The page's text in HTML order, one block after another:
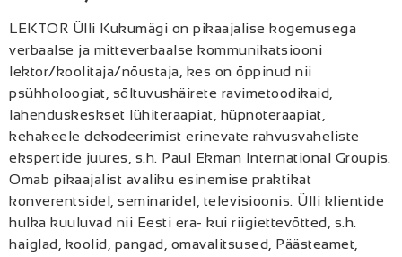
LEKTOR Ülli Kukumägi on pikaajalise kogemusega
verbaalse ja mitteverbaalse kommunikatsiooni
lektor/koolitaja/nõustaja, kes on õppinud nii
psühholoogiat, sõltuvushäirete ravimetoodikaid,
lahenduskeskset lühiteraapiat, hüpnoteraapiat,
kehakeele dekodeerimist erinevate rahvusvaheliste
ekspertide juures, s.h. Paul Ekman International Groupis.
Omab pikaajalist avaliku esinemise praktikat
konverentsidel, seminaridel, televisioonis. Ülli klientide
hulka kuuluvad nii Eesti era- kui riigiettevõtted, s.h.
haiglad, koolid, pangad, omavalitsused, Päästeamet,